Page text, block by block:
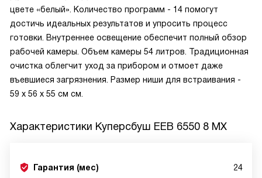
цвете «белый». Количество программ - 14 помогут
достичь идеальных результатов и упросить процесс
готовки. Внутреннее освещение обеспечит полный обзор
рабочей камеры. Объем камеры 54 литров. Традиционная
очистка облегчит уход за прибором и отмоет даже
въевшиеся загрязнения. Размер ниши для встраивания -
59 х 56 x 55 см см.
Характеристики Куперсбуш EEB 6550 8 MX
Гарантия (мес) 24